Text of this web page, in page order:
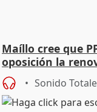
Maíllo cree que
oposición la
Defensor
Sonido